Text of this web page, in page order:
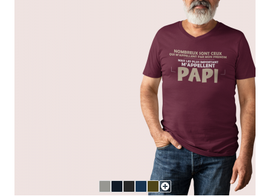
T-SHIRT CHEVALIER ROMANTIQUE
19,90 €